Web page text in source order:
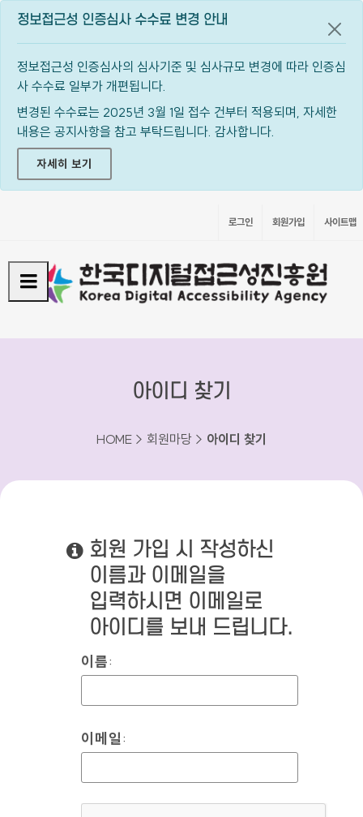
정보접근성 인증심사 수수료 변경 안내
정보접근성 인증심사의 심사기준 및 심사규모 변경에 따라 인증심
사 수수료 일부가 개편됩니다.
변경된 수수료는 2025년 3월 1일 접수 건부터 적용되며, 자세한
내용은 공지사항을 참고 부탁드립니다. 감사합니다.
자세히 보기
공지
로그인 회원가입 사이트맵
아이디 찾기
HOME > 회원마당 > 아이디 찾기
회원 가입 시 작성하신
이름과 이메일을
입력하시면 이메일로
아이디를 보내 드립니다.
아이디 찾기 양식
이름:
이메일: